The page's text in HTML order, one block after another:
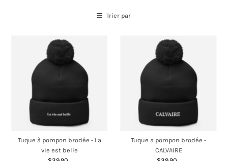
Trier par
Tuque à pompon brodée - La
vie est belle
Tuque a pompon brodée -
CALVAIRE